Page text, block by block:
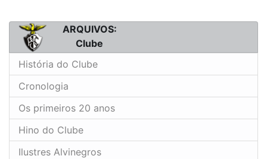
ARQUIVOS:
Clube
História do Clube
Cronologia
Os primeiros 20 anos
Hino do Clube
Ilustres Alvinegros